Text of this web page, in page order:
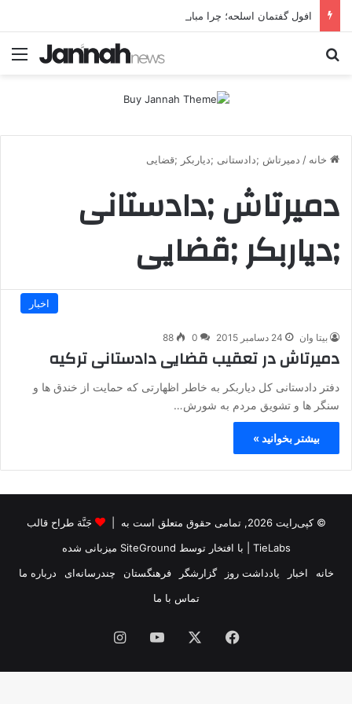
خانه / دمیرتاش ;دادستانی ;دیاربکر ;قضایی
دمیرتاش ;دادستانی
;دیاربکر ;قضایی
اخبار
بیتا وان 24 دسامبر 2015 0
88
دمیرتاش در تعقیب قضایی دادستانی ترکیه
دفتر دادستانی کل دیاربکر به خاطر اظهارتی که حمایت از خندق ها و
سنگر ها و تشویق مردم به شورش…
بیشتر بخوانید »
© کپی‌رایت 2026, تمامی حقوق متعلق است به |
جَنَّة طراح قالب
TieLabs | با افتخار توسط SiteGround میزبانی شده
خانه
اخبار یادداشت روز گزارشگر فرهنگستان چندرسانه‌ای
درباره ما
تماس با ما
فیس
بوک
یوتیوب